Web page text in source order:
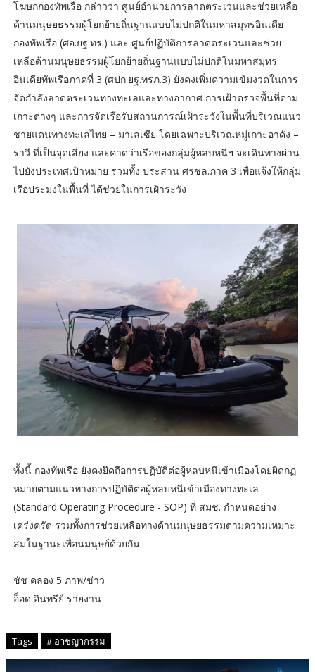
โฆษกกองทัพเรือ กล่าวว่า ศูนย์อำนวยการลาดตระเวนและช่วยเหลือ
ด้านมนุษยธรรมผู้โยกย้ายถิ่นฐานแบบไม่ปกติในมหาสมุทรอินเดีย
กองทัพเรือ (ศอ.ยฐ.ทร.) และ ศูนย์ปฏิบัติการลาดตระเวนและช่วย
เหลือด้านมนุษยธรรมผู้โยกย้ายถิ่นฐานแบบไม่ปกติในมหาสมุทร
อินเดียทัพเรือภาคที่ 3 (ศปก.ยฐ.ทรภ.3) ยังคงเพิ่มความเข้มงวดในการ
จัดกำลังลาดตระเวนทางทะเลและทางอากาศ การเฝ้าตรวจพื้นที่ตาม
เกาะต่างๆ และการจัดเรือรับสถานการณ์เฝ้าระวังในพื้นที่บริเวณแนว
ชายแดนทางทะเลไทย – มาเลเซีย โดยเฉพาะบริเวณหมู่เกาะอาดัง –
ราวี ที่เป็นจุดเสี่ยง และคาดว่าเรือของกลุ่มผู้หลบหนีฯ จะเดินทางผ่าน
ไปยังประเทศเป้าหมาย รวมทั้ง ประสาน ศรชล.ภาค 3 เพื่อแจ้งให้กลุ่ม
เรือประมงในพื้นที่ ได้ช่วยในการเฝ้าระวัง
ทั้งนี้ กองทัพเรือ ยังคงยึดถือการปฏิบัติต่อผู้หลบหนีเข้าเมืองโดยผิดกฏ
หมายตามแนวทางการปฏิบัติต่อผู้หลบหนีเข้าเมืองทางทะเล
(Standard Operating Procedure - SOP) ที่ สมช. กำหนดอย่าง
เคร่งครัด รวมทั้งการช่วยเหลือทางด้านมนุษยธรรมตามความเหมาะ
สมในฐานะเพื่อนมนุษย์ด้วยกัน
ชัช คลอง 5 ภาพ/ข่าว
อ็อด อินทรีย์ รายงาน
Tags # อาชญากรรม